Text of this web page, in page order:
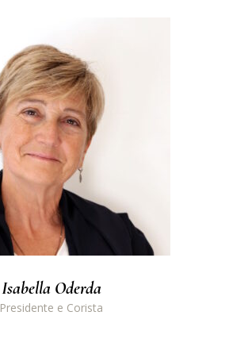
Isabella Oderda
Presidente e Corista